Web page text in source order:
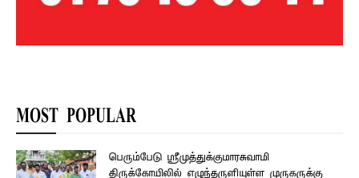
MOST POPULAR
பெரும்பேடு ஸ்ரீமுத்துக்குமாரசுவாமி
திருக்கோயிலில் எழுந்தருளியுள்ள முருகருக்கு